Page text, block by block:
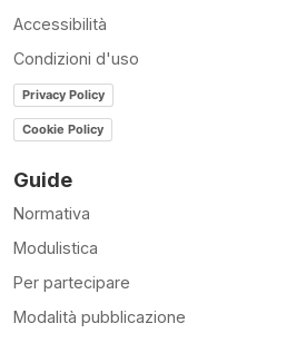
Accessibilità
Condizioni d'uso
Privacy Policy
Cookie Policy
Guide
Normativa
Modulistica
Per partecipare
Modalità pubblicazione